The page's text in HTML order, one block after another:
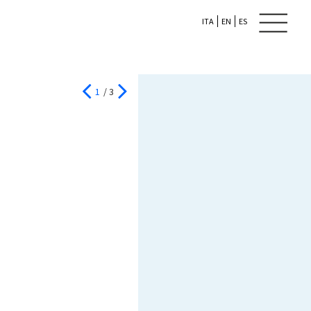
ITA EN ES
/ 3
1